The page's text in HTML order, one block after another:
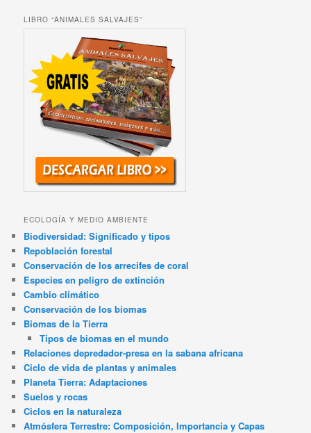
LIBRO “ANIMALES SALVAJES”
ECOLOGÍA Y MEDIO AMBIENTE
Biodiversidad: Significado y tipos
Repoblación forestal
Conservación de los arrecifes de coral
Especies en peligro de extinción
Cambio climático
Conservación de los biomas
Biomas de la Tierra
Tipos de biomas en el mundo
Relaciones depredador-presa en la sabana africana
Ciclo de vida de plantas y animales
Planeta Tierra: Adaptaciones
Suelos y rocas
Ciclos en la naturaleza
Atmósfera Terrestre: Composición, Importancia y Capas